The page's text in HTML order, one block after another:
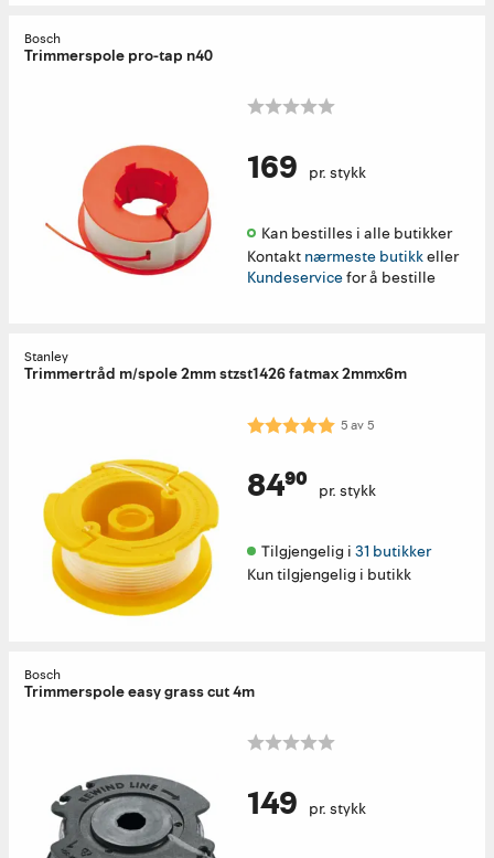
Bosch
Trimmerspole pro-tap n40
169 pr. stykk
Kan bestilles i alle butikker
Kontakt nærmeste butikkeller
Kundeservicefor å bestille
Stanley
Trimmertråd m/spole 2mm stzst1426 fatmax 2mmx6m
Karakter: 5.0 av 5 mulige
5av5
84⁹⁰ pr. stykk
Tilgjengelig i 31 butikker
Kun tilgjengelig i butikk
Bosch
Trimmerspole easy grass cut 4m
149 pr. stykk